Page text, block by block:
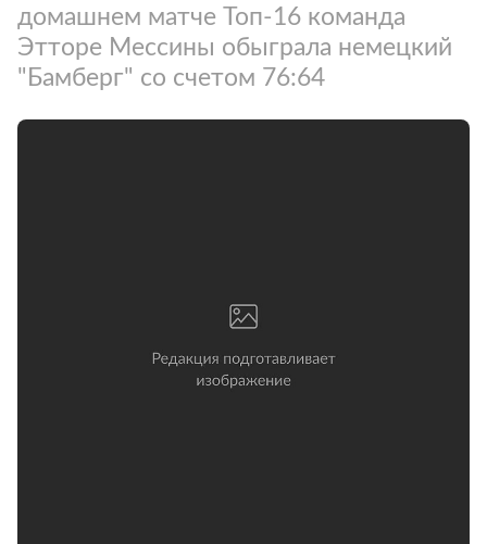
домашнем матче Топ-16 команда
Этторе Мессины обыграла немецкий
"Бамберг" со счетом 76:64